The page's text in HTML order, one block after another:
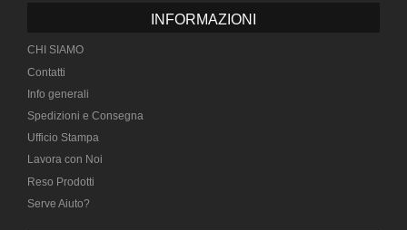
INFORMAZIONI
CHI SIAMO
Contatti
Info generali
Spedizioni e Consegna
Ufficio Stampa
Lavora con Noi
Reso Prodotti
Serve Aiuto?